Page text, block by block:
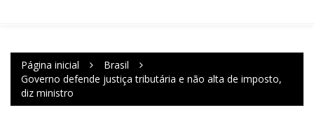
Página inicial
Brasil
Governo defende justiça tributária e não alta de imposto,
diz ministro